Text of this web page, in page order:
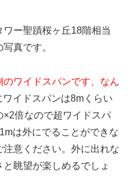
ー聖蹟桜ヶ丘18階相当
真です。
のワイドスパンです、なん
ワイドスパンは8mくらい
倍なので超ワイドスパ
は外にでることができな
意ください。外に出れな
眺望が楽しめるでしょ